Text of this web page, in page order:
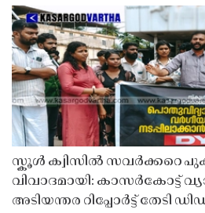
സ്കൂൾ ക്വിസിൽ സവർക്കറെ
വിവാദമായി: കാസർകോട്ട്
അടിയന്തര റിപ്പോർട്ട് തേടി